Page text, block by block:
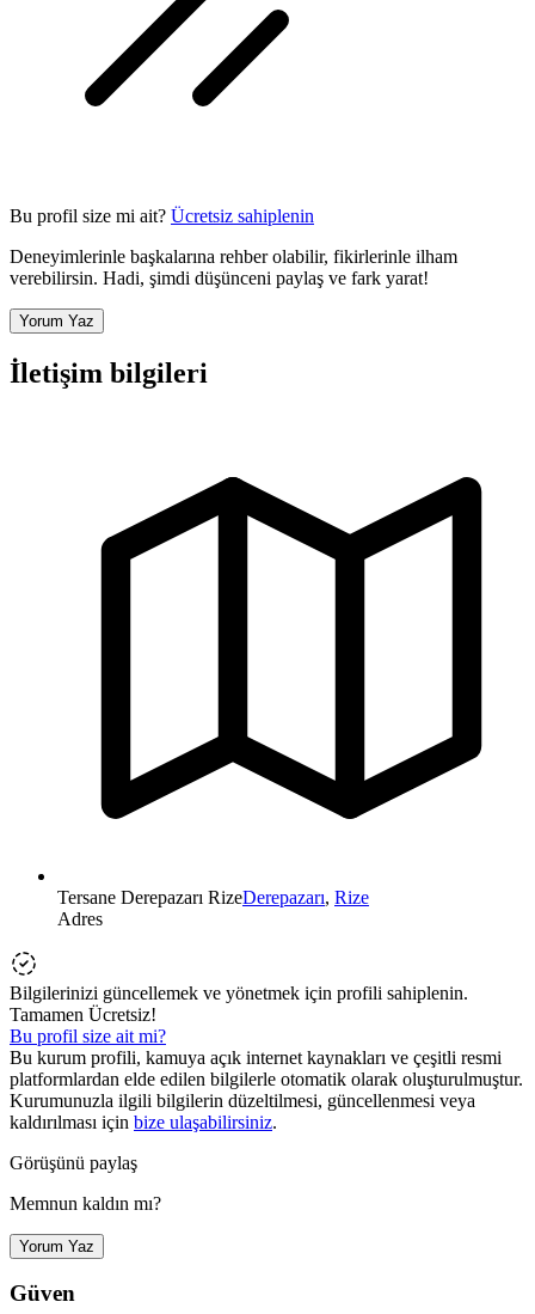
Bu profil size mi ait? Ücretsiz sahiplenin
Deneyimlerinle başkalarına rehber olabilir, fikirlerinle ilham
verebilirsin. Hadi, şimdi düşünceni paylaş ve fark yarat!
Yorum Yaz
İletişim bilgileri
Tersane Derepazarı RizeDerepazarı, Rize
Adres
Bilgilerinizi güncellemek ve yönetmek için profili sahiplenin.
Tamamen Ücretsiz!
Bu profil size ait mi?
Bu kurum profili, kamuya açık internet kaynakları ve çeşitli resmi
platformlardan elde edilen bilgilerle otomatik olarak oluşturulmuştur.
Kurumunuzla ilgili bilgilerin düzeltilmesi, güncellenmesi veya
kaldırılması için bize ulaşabilirsiniz.
Görüşünü paylaş
Memnun kaldın mı?
Yorum Yaz
Güven